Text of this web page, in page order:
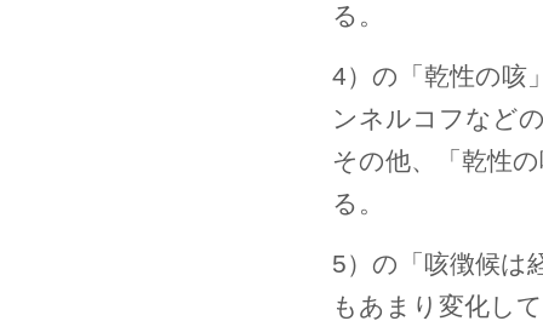
る。
4）の「乾性の咳
ンネルコフなど
その他、「乾性
る。
5）の「咳徴候は
もあまり変化し